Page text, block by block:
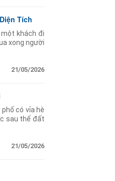
Tích
khách đi
xong người
21/05/2026
có vỉa hè
sau thế đất
21/05/2026